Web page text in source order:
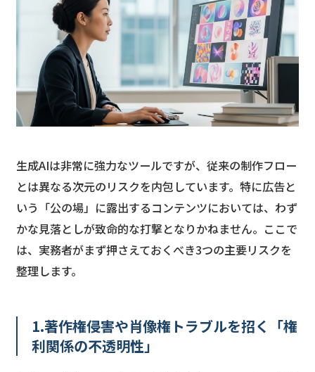
生成AIは非常に強力なツールですが、従来の制作フロー
とは異なる次元のリスクを内包しています。特に広告と
いう「公の場」に露出するコンテンツにおいては、わず
かな見落としが致命的な打撃となりかねません。ここで
は、実務者がまず押さえておくべき3つの主要リスクを
整理します。
1.著作権侵害や肖像権トラブルを招く「権
利関係の不透明性」